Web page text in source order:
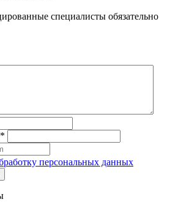
специалисты обязательно
*
персональных данных